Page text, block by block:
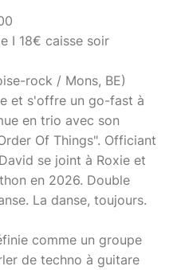
I 18€ caisse soir
rock / Mons, BE)
et s'offre un go-fast à
en trio avec son
Of Things". Officiant
se joint à Roxie et
en 2026. Double
La danse, toujours.
comme un groupe
de techno à guitare